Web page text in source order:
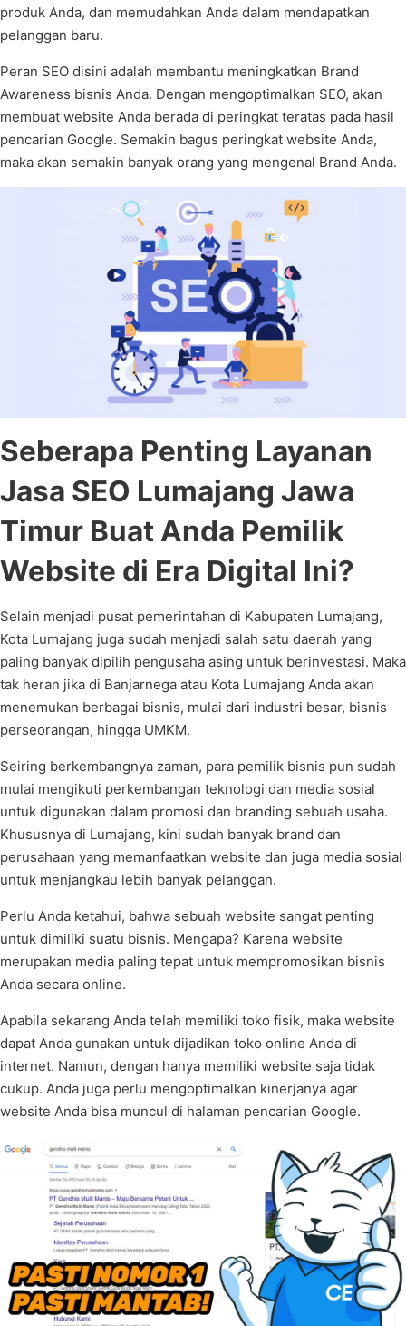
produk Anda, dan memudahkan Anda dalam mendapatkan
pelanggan baru.
Peran SEO disini adalah membantu meningkatkan Brand
Awareness bisnis Anda. Dengan mengoptimalkan SEO, akan
membuat website Anda berada di peringkat teratas pada hasil
pencarian Google. Semakin bagus peringkat website Anda,
maka akan semakin banyak orang yang mengenal Brand Anda.
Seberapa Penting Layanan
Jasa SEO Lumajang Jawa
Timur Buat Anda Pemilik
Website di Era Digital Ini?
Selain menjadi pusat pemerintahan di Kabupaten Lumajang,
Kota Lumajang juga sudah menjadi salah satu daerah yang
paling banyak dipilih pengusaha asing untuk berinvestasi. Maka
tak heran jika di Banjarnega atau Kota Lumajang Anda akan
menemukan berbagai bisnis, mulai dari industri besar, bisnis
perseorangan, hingga UMKM.
Seiring berkembangnya zaman, para pemilik bisnis pun sudah
mulai mengikuti perkembangan teknologi dan media sosial
untuk digunakan dalam promosi dan branding sebuah usaha.
Khususnya di Lumajang, kini sudah banyak brand dan
perusahaan yang memanfaatkan website dan juga media sosial
untuk menjangkau lebih banyak pelanggan.
Perlu Anda ketahui, bahwa sebuah website sangat penting
untuk dimiliki suatu bisnis. Mengapa? Karena website
merupakan media paling tepat untuk mempromosikan bisnis
Anda secara online.
Apabila sekarang Anda telah memiliki toko fisik, maka website
dapat Anda gunakan untuk dijadikan toko online Anda di
internet. Namun, dengan hanya memiliki website saja tidak
cukup. Anda juga perlu mengoptimalkan kinerjanya agar
website Anda bisa muncul di halaman pencarian Google.